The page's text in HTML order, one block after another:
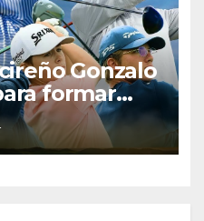
Gonzalo
formar
europeo en
Trophy